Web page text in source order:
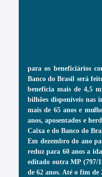
para os beneficiários
Banco do Brasil será
beneficia mais de 4,5
bilhões disponíveis nas
mais de 65 anos e
anos, aposentados e
Caixa e do Banco do
Em dezembro do ano
reduz para 60 anos a
editado outra MP (797/
de 62 anos. Até o fim